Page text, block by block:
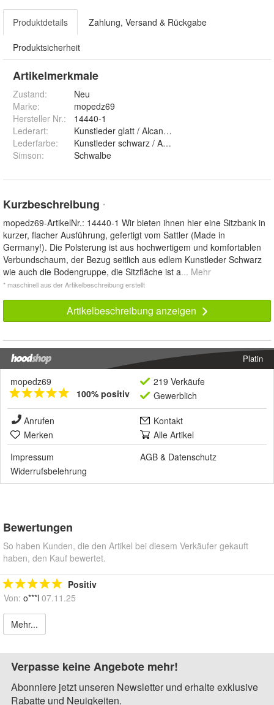
Produktdetails Zahlung, Versand & Rückgabe
Produktsicherheit
Artikelmerkmale
Zustand:
Neu
Marke:
mopedz69
Hersteller Nr.:
14440-1
Lederart:
Kunstleder glatt / Alcantara
Lederfarbe:
Kunstleder schwarz / Alcantara grau
Simson: Schwalbe
Kurzbeschreibung *
mopedz69-ArtikelNr.: 14440-1 Wir bieten ihnen hier eine Sitzbank in
kurzer, flacher Ausführung, gefertigt vom Sattler (Made in
Germany!). Die Polsterung ist aus hochwertigem und komfortablen
Verbundschaum, der Bezug seitlich aus edlem Kunstleder Schwarz
wie auch die Bodengruppe, die Sitzfläche ist a... Mehr
* maschinell aus der Artikelbeschreibung erstellt
Artikelbeschreibung anzeigen
Platin
mopedz69
100% positiv
219 Verkäufe
Gewerblich
Anrufen
Kontakt
Merken
Alle Artikel
Impressum
AGB & Datenschutz
Widerrufsbelehrung
Bewertungen
So haben Kunden, die den Artikel bei diesem Verkäufer gekauft
haben, den Kauf bewertet.
Positiv
Von: o***l 07.11.25
Mehr...
Verpasse keine Angebote mehr!
Abonniere jetzt unseren Newsletter und erhalte exklusive
Rabatte und Neuigkeiten.